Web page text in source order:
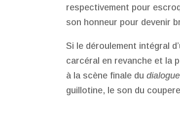
respectivement pour
son honneur pour devenir
Si le déroulement intégral
carcéral en revanche et la
à la scène finale du
guillotine, le son du